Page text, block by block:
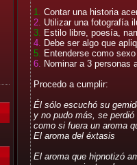
1.
Contar una historia
2. Utilizar una fotografía
3.
Estilo libre, poesía,
4.
Debe ser algo que
5.
Entenderse como
6.
Nominar a 3 personas
Procedo a cumplir:
Él sólo escuchó su
y no pudo más, se perdió
como si fuera un aroma
El aroma del éxtasis
El aroma que hipnotizó